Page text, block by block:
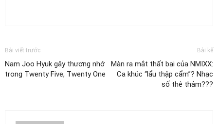
Bài viết trước
Nam Joo Hyuk gây thương nhớ
trong Twenty Five, Twenty One
Bài kế
Màn ra mắt thất bại của NMIXX:
Ca khúc “lẩu thập cẩm”? Nhạc
số thê thảm???